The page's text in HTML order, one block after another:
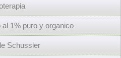
1% puro y organico
Schussler